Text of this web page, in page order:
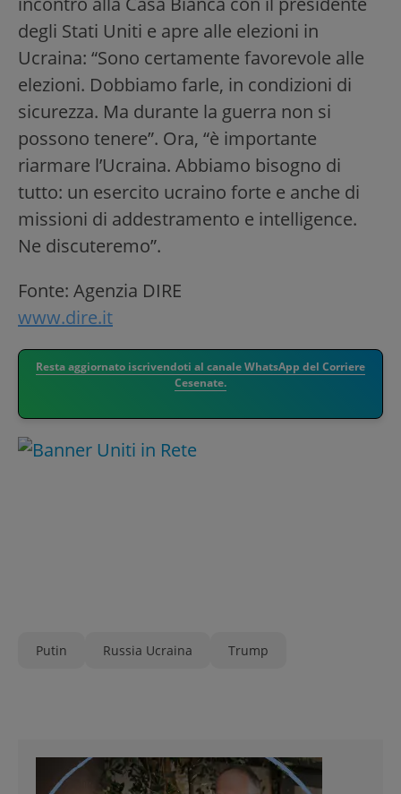
degli Stati Uniti e apre alle elezioni in
Ucraina: “Sono certamente favorevole alle
elezioni. Dobbiamo farle, in condizioni di
sicurezza. Ma durante la guerra non si
possono tenere”. Ora, “è importante
riarmare l’Ucraina. Abbiamo bisogno di
tutto: un esercito ucraino forte e anche di
missioni di addestramento e intelligence.
Ne discuteremo”.
Fonte: Agenzia DIRE
www.dire.it
Resta aggiornato iscrivendoti al canale WhatsApp del Corriere
Cesenate.
Putin Russia Ucraina Trump